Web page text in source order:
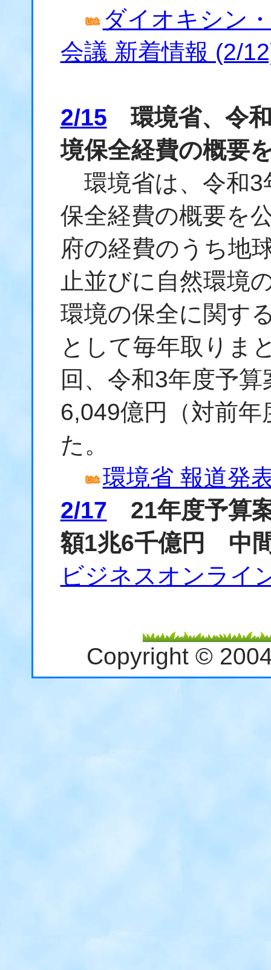
ダイオキシン
会議 新着情報 (2/
2/15 環境省、令
境保全経費の概要
環境省は、令和3
保全経費の概要を
府の経費のうち地
止並びに自然環境
環境の保全に関す
として毎年取りま
回、令和3年度予
6,049億円（対前
た。
環境省 報道発
2/17 21年度予算
額1兆6千億円 中
ビジネスオンライ
Copyright ©